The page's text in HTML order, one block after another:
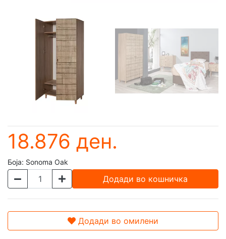
18.876 ден.
Боја: Sonoma Oak
Додади во кошничка
Додади во омилени